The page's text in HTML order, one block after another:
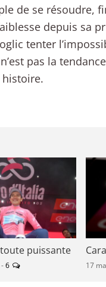
de se résoudre,
depuis sa
tenter
pas la
histoire.
puissante
-6 17